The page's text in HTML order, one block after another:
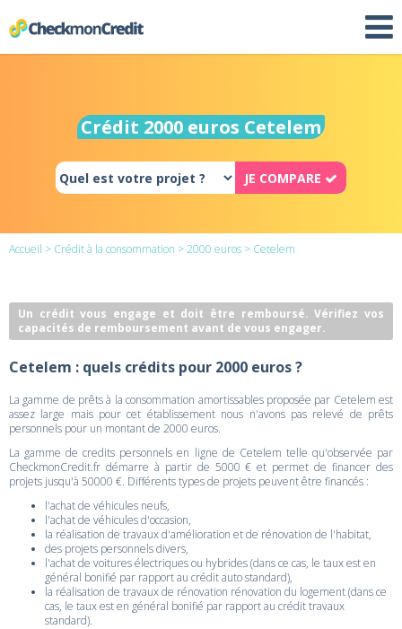
Crédit 2000 euros Cetelem
JE COMPARE
Accueil > Crédit à la consommation >2000 euros > Cetelem
Un crédit vous engage et doit être remboursé. Vérifiez vos
capacités de remboursement avant de vous engager.
Cetelem : quels crédits pour 2000 euros ?
La gamme de prêts à la consommation amortissables proposée par Cetelem est
assez large mais pour cet établissement nous n'avons pas relevé de prêts
personnels pour un montant de 2000 euros.
La gamme de credits personnels en ligne de Cetelem telle qu'observée par
CheckmonCredit.fr démarre à partir de 5000 € et permet de financer des
projets jusqu'à 50000 €. Différents types de projets peuvent être financés :
l'achat de véhicules neufs,
l'achat de véhicules d'occasion,
la réalisation de travaux d'amélioration et de rénovation de l'habitat,
des projets personnels divers,
l'achat de voitures électriques ou hybrides (dans ce cas, le taux est en
général bonifié par rapport au crédit auto standard),
la réalisation de travaux de rénovation rénovation du logement (dans ce
cas, le taux est en général bonifié par rapport au crédit travaux
standard).